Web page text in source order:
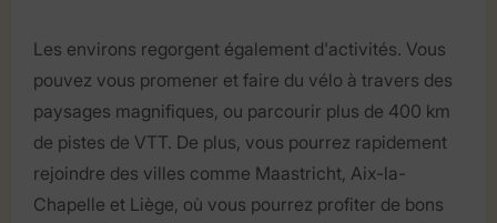
Les environs regorgent également d'activités. Vous
pouvez vous promener et faire du vélo à travers des
paysages magnifiques, ou parcourir plus de 400 km
de pistes de VTT. De plus, vous pourrez rapidement
rejoindre des villes comme Maastricht, Aix-la-
Chapelle et Liège, où vous pourrez profiter de bons